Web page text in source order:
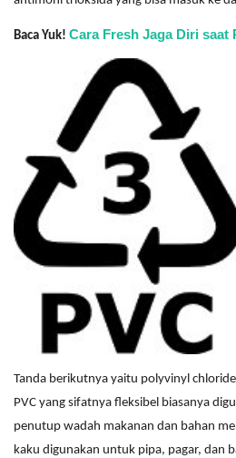
Baca Yuk! Cara Fresh Jaga Diri saat
Tanda berikutnya yaitu polyvinyl
PVC yang sifatnya fleksibel biasanya
penutup wadah makanan dan bahan
kaku digunakan untuk pipa, pagar, dan